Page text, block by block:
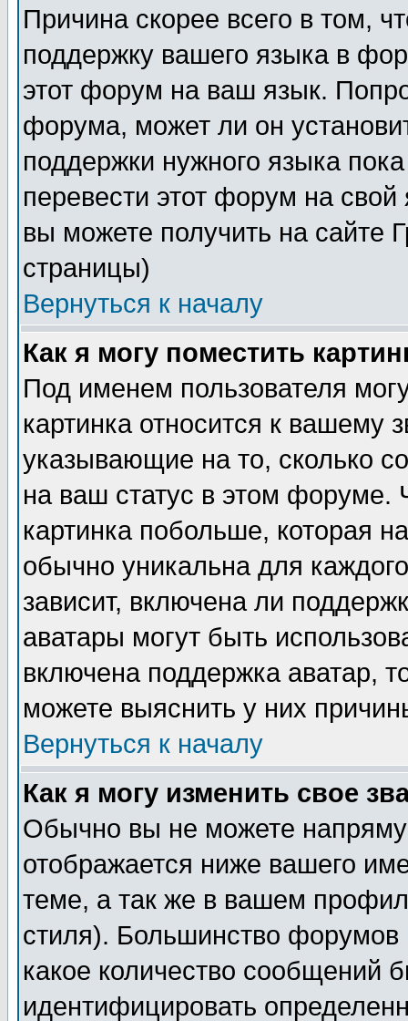
Причина скорее всего в том,
поддержку вашего языка в
этот форум на ваш язык.
форума, может ли он
поддержки нужного языка
перевести этот форум на
вы можете получить на сайте
страницы)
Вернуться к началу
Как я могу поместить
Под именем пользователя
картинка относится к вашему
указывающие на то, сколько
на ваш статус в этом форуме.
картинка побольше, которая
обычно уникальна для
зависит, включена ли
аватары могут быть
включена поддержка аватар,
можете выяснить у них
Вернуться к началу
Как я могу изменить свое
Обычно вы не можете
отображается ниже вашего
теме, а так же в вашем
стиля). Большинство форумов
какое количество сообщений
идентифицировать